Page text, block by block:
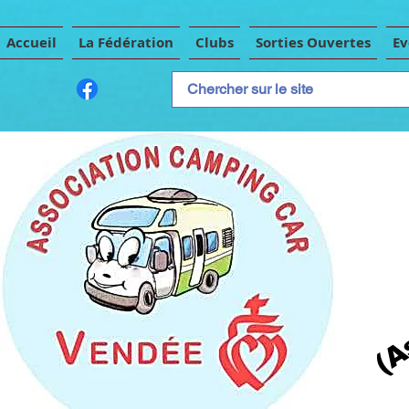
Accueil La Fédération Clubs Sorties Ouvertes